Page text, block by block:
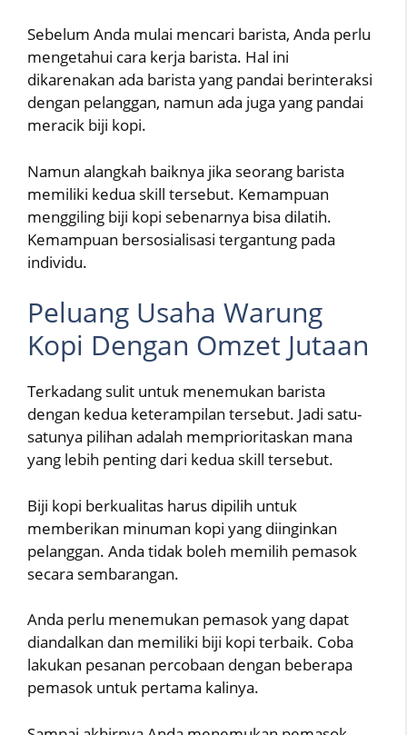
Sebelum Anda mulai mencari barista, Anda perlu
mengetahui cara kerja barista. Hal ini
dikarenakan ada barista yang pandai berinteraksi
dengan pelanggan, namun ada juga yang pandai
meracik biji kopi.
Namun alangkah baiknya jika seorang barista
memiliki kedua skill tersebut. Kemampuan
menggiling biji kopi sebenarnya bisa dilatih.
Kemampuan bersosialisasi tergantung pada
individu.
Peluang Usaha Warung
Kopi Dengan Omzet Jutaan
Terkadang sulit untuk menemukan barista
dengan kedua keterampilan tersebut. Jadi satu-
satunya pilihan adalah memprioritaskan mana
yang lebih penting dari kedua skill tersebut.
Biji kopi berkualitas harus dipilih untuk
memberikan minuman kopi yang diinginkan
pelanggan. Anda tidak boleh memilih pemasok
secara sembarangan.
Anda perlu menemukan pemasok yang dapat
diandalkan dan memiliki biji kopi terbaik. Coba
lakukan pesanan percobaan dengan beberapa
pemasok untuk pertama kalinya.